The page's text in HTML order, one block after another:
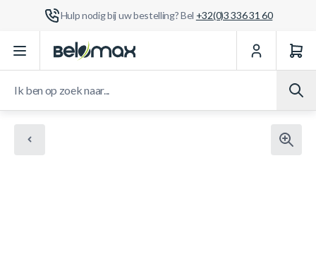
Hulp nodig bij uw bestelling? Bel +32(0)3 336 31 60
Ga naar de inhoud